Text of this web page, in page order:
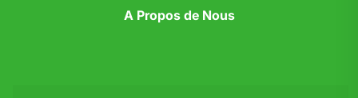
A Propos de Nous